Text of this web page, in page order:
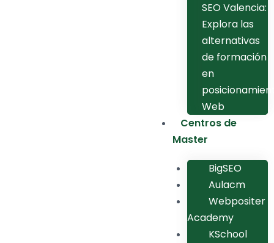
SEO Valencia:
Explora las
alternativas
de formación
en
Web
Centros de
Master
BigSEO
Aulacm
Webpositer
Academy
KSchool